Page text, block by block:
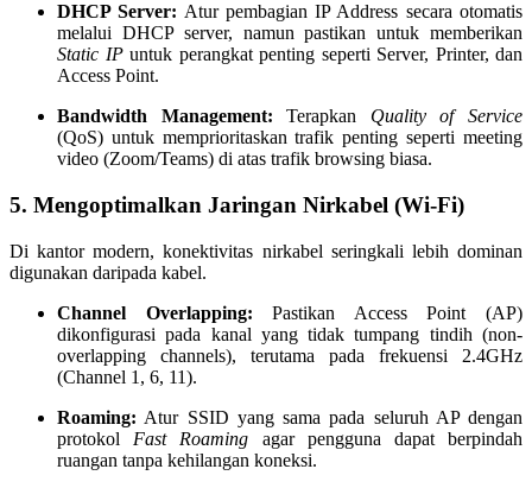
DHCP Server: Atur pembagian IP Address secara otomatis
melalui DHCP server, namun pastikan untuk memberikan
Static IPuntuk perangkat penting seperti Server, Printer, dan
Access Point.
Bandwidth Management: Terapkan Quality of Service
(QoS) untuk memprioritaskan trafik penting seperti meeting
video (Zoom/Teams) di atas trafik browsing biasa.
5. Mengoptimalkan Jaringan Nirkabel (Wi-Fi)
Di kantor modern, konektivitas nirkabel seringkali lebih dominan
digunakan daripada kabel.
Channel Overlapping: Pastikan Access Point (AP)
dikonfigurasi pada kanal yang tidak tumpang tindih (non-
overlapping channels), terutama pada frekuensi 2.4GHz
(Channel 1, 6, 11).
Roaming: Atur SSID yang sama pada seluruh AP dengan
protokol Fast Roaming agar pengguna dapat berpindah
ruangan tanpa kehilangan koneksi.